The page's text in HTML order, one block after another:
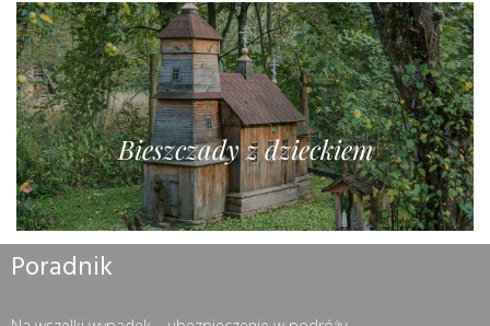
Bieszczady z dzieckiem
Poradnik